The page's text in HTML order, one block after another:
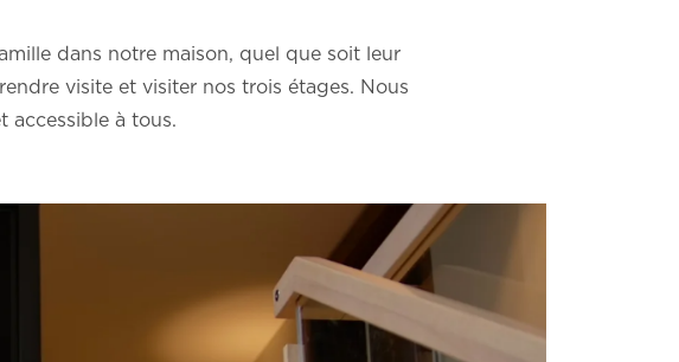
dans notre maison, quel que soit leur
visite et visiter nos trois étages. Nous
accessible à tous.